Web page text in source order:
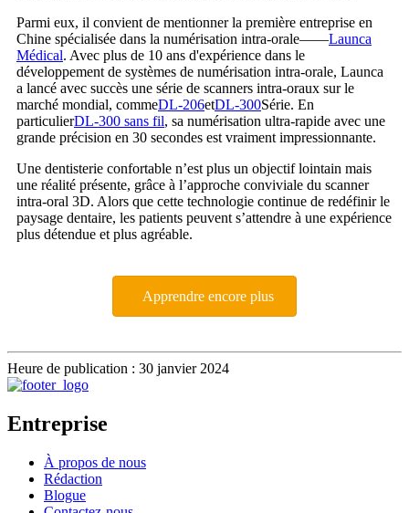
Parmi eux, il convient de mentionner la première entreprise en
Chine spécialisée dans la numérisation intra-orale——Launca
Médical. Avec plus de 10 ans d'expérience dans le
développement de systèmes de numérisation intra-orale, Launca
a lancé avec succès une série de scanners intra-oraux sur le
marché mondial, commeDL-206etDL-300Série. En
particulierDL-300 sans fil, sa numérisation ultra-rapide avec une
grande précision en 30 secondes est vraiment impressionnante.
Une dentisterie confortable n’est plus un objectif lointain mais
une réalité présente, grâce à l’approche conviviale du scanner
intra-oral 3D. Alors que cette technologie continue de redéfinir le
paysage dentaire, les patients peuvent s’attendre à une expérience
plus détendue et plus agréable.
Apprendre encore plus
Heure de publication : 30 janvier 2024
Entreprise
À propos de nous
Rédaction
Blogue